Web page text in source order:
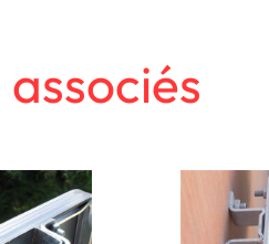
associés